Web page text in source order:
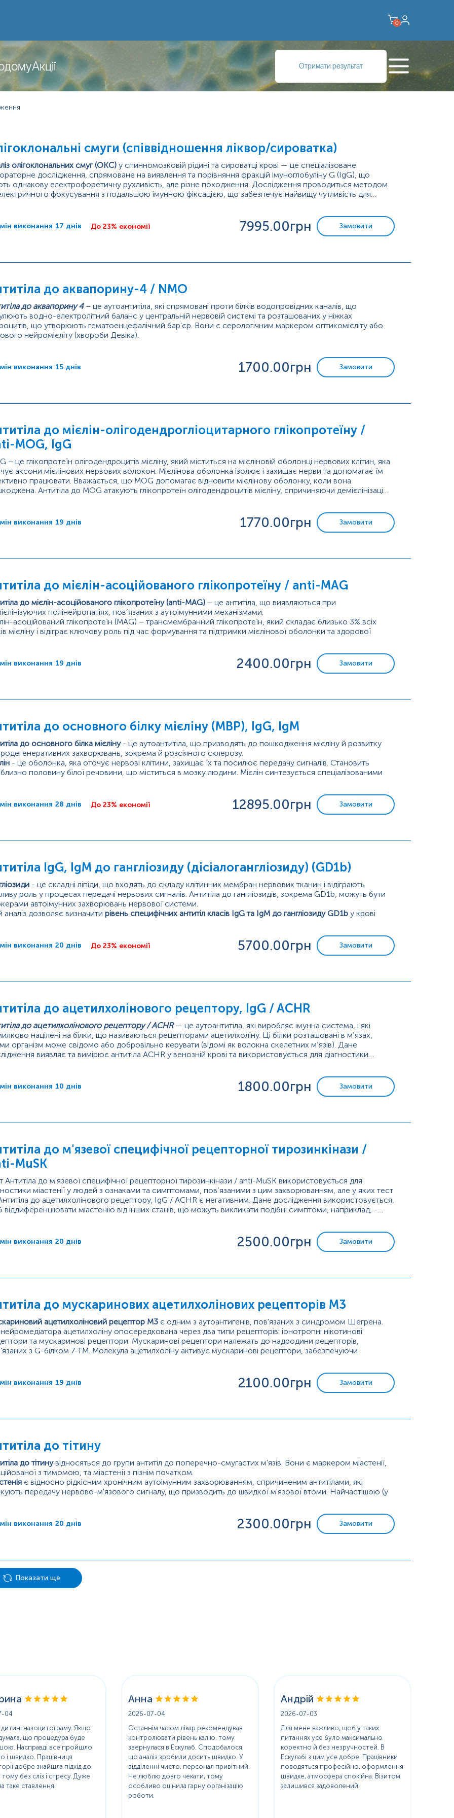
0
Акції Отримати результат
смуги (співвідношення ліквор/сироватка)
олігоклональних смуг (ОКС) у спинномозковій рідині та сироватці крові — це спеціалізоване
дослідження, спрямоване на виявлення та порівняння фракцій імуноглобуліну G (IgG), що
однакову електрофоретичну рухливість, але різне походження. Дослідження проводиться методом
фокусування з подальшою імунною фіксацією, що забезпечує найвищу чутливість для
виконання 17 днів До 23% економії 7995.00грн Замовити
до аквапорину-4 / NMO
до аквапорину 4– це аутоантитіла, які спрямовані проти білків водопровідних каналів, що
водно-електролітний баланс у центральній нервовій системі та розташованих у ніжках
що утворюють гематоенцефалічний бар'єр. Вони є серологічним маркером оптикомієліту або
нейромієліту (хвороби Девіка).
виконання 15 днів 1700.00грн Замовити
до мієлін-олігодендрогліоцитарного глікопротеїну /
MOG, IgG
– це глікопротеїн олігодендроцитів мієліну, який міститься на мієліновій оболонці нервових клітин, яка
аксони мієлінових нервових волокон. Мієлінова оболонка ізолює і захищає нерви та допомагає їм
працювати. Вважається, що MOG допомагає відновити мієлінову оболонку, коли вона
Антитіла до MOG атакують глікопротеїн олігодендроцитів мієліну, спричиняючи демієлінізацію і
виконання 19 днів 1770.00грн Замовити
до мієлін-асоційованого глікопротеїну / anti-MAG
до мієлін-асоційованого глікопротеїну (anti-MAG) – це антитіла, що виявляються при
полінейропатіях, пов’язаних з аутоімунними механізмами.
асоційований глікопротеїн (MAG) – трансмембранний глікопротеїн, який складає близько 3% всіх
мієліну і відіграє ключову роль під час формування та підтримки мієлінової оболонки та здорової
виконання 19 днів 2400.00грн Замовити
до основного білку мієліну (MBP), IgG, IgM
до основного білка мієліну- це аутоантитіла, що призводять до пошкодження мієліну й розвитку
захворювань, зокрема й розсіяного склерозу.
- це оболонка, яка оточує нервові клітини, захищає їх та посилює передачу сигналів. Становить
половину білої речовини, що міститься в мозку людини. Мієлін синтезується спеціалізованими
виконання 28 днів До 23% економії 12895.00грн Замовити
IgG, IgM до гангліозиду (дісіалогангліозиду) (GD1b)
- це складні ліпіди, що входять до складу клітинних мембран нервових тканин і відіграють
роль у процесах передачі нервових сигналів. Антитіла до гангліозидів, зокрема GD1b, можуть бути
автоімунних захворювань нервової системи.
аналіз дозволяє визначитирівень специфічних антитіл класів IgG та IgM до гангліозиду GD1bу крові
виконання 20 днів До 23% економії 5700.00грн Замовити
до ацетилхолінового рецептору, IgG / ACHR
до ацетилхолінового рецептору / ACHR— це аутоантитіла, які виробляє імунна система, і які
націлені на білки, що називаються рецепторами ацетилхоліну. Ці білки розташовані в м’язах,
організм може свідомо або добровільно керувати (відомі як волокна скелетних м’язів). Дане
виявляє та вимірює антитіла ACHR у венозній крові та використовується для діагностики
виконання 10 днів 1800.00грн Замовити
до м'язевої специфічної рецепторної тирозинкінази /
MuSK
Антитіла до м'язевої специфічної рецепторної тирозинкінази / anti-MuSK використовується для
міастенії у людей з ознаками та симптомами, пов’язаними з цим захворюванням, але у яких тест
до ацетилхолінового рецептору, IgG / ACHR є негативним. Дане дослідження використовується,
віддиференціювати міастенію від інших станів, що можуть викликати подібні симптоми, наприклад, -
виконання 20 днів 2500.00грн Замовити
до мускаринових ацетилхолінових рецепторів M3
ацетилхоліновий рецептор М3 є одним з аутоантигенів, пов'язаних з синдромом Шегрена.
ацетилхоліну опосередкована через два типи рецепторів: іонотропні нікотинові
та мускаринові рецептори. Мускаринові рецептори належать до надродини рецепторів,
з G-білком 7-TM. Молекула ацетилхоліну активує мускаринові рецептори, забезпечуючи
виконання 19 днів 2100.00грн Замовити
до тітину
до тітинувідносяться до групи антитіл до поперечно-смугастих м'язів. Вони є маркером міастенії,
з тимомою, та міастенії з пізнім початком.
є відносно рідкісним хронічним аутоімунним захворюванням, спричиненим антитілами, які
передачу нервово-м'язового сигналу, що призводить до швидкої м'язової втоми. Найчастішою (у
виконання 20 днів 2300.00грн Замовити
Показати ще
04
назоцитограму. Якщо
що процедура буде
Насправді все пройшло
і швидко. Працівниця
добре знайшла підхід до
без сліз і стресу. Дуже
таке ставлення.
Анна
2026-07-04
Останнім часом лікар рекомендував
контролювати рівень калію, тому
звернулася в Ескулаб. Сподобалося,
що аналіз зробили досить швидко. У
відділенні чисто, персонал привітний.
Не люблю довго чекати, тому
особливо оцінила гарну організацію
роботи.
Андрій
2026-07-03
Для мене важливо, щоб у таких
питаннях усе було максимально
коректно й без незручностей. В
Ескулабі з цим усе добре. Працівники
поводяться професійно, оформлення
швидке, атмосфера спокійна. Візитом
залишився задоволений.